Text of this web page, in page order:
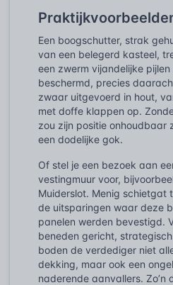
Een boogschutter, strak
van een belegerd kasteel,
een zwerm vijandelijke
beschermd, precies
zwaar uitgevoerd in hout,
met doffe klappen op.
zou zijn positie onhoudbaar
een dodelijke gok.
Of stel je een bezoek aan
vestingmuur voor,
Muiderslot. Menig schietgat
de uitsparingen waar deze
panelen werden bevestigd.
beneden gericht,
boden de verdediger niet
dekking, maar ook een
naderende aanvallers. Zo’n